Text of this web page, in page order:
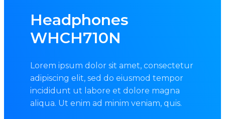
Headphones
WHCH710N
Lorem ipsum dolor sit amet, consectetur
adipiscing elit, sed do eiusmod tempor
incididunt ut labore et dolore magna
aliqua. Ut enim ad minim veniam, quis.